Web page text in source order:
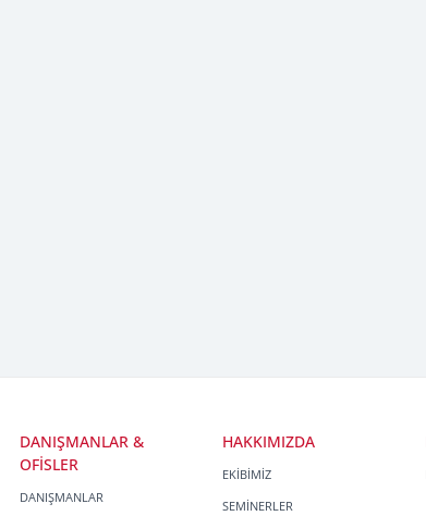
DANIŞMANLAR &
OFİSLER
DANIŞMANLAR
HAKKIMIZDA
EKİBİMİZ
SEMİNERLER